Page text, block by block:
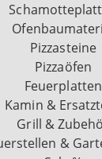
Pizzasteine
Pizzaöfen
Feuerplatten
Kamin &
Grill &
&